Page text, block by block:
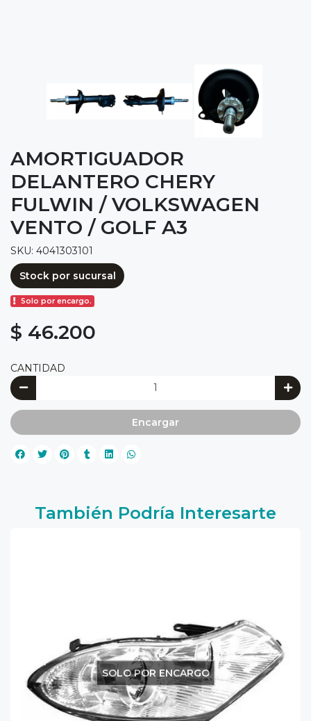
AMORTIGUADOR
DELANTERO CHERY
FULWIN / VOLKSWAGEN
VENTO / GOLF A3
SKU: 4041303101
Stock por sucursal
Solo por encargo.
$ 46.200
CANTIDAD
Encargar
También Podría Interesarte
SOLO POR ENCARGO